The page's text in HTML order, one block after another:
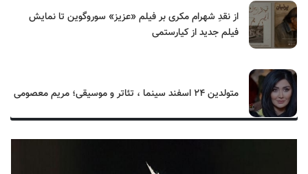
از نقدِ شهرام مکری بر فیلم «عزیز» سوروگوین تا نمایش
فیلم جدید از کیارستمی
متولدین ۲۴ اسفند سینما ، تئاتر و موسیقی؛ مریم معصومی